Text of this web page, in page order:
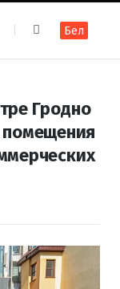
Бел
Гродно
помещения